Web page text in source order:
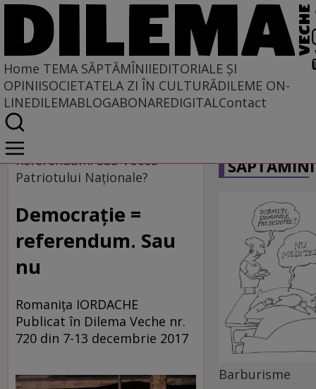
Home TEMA SĂPTĂMÎNIIEDITORIALE ȘI
OPINIISOCIETATELA ZI ÎN CULTURĂDILEME ON-
LINEDILEMABLOGABONAREDIGITALContact
Home
Tema săptămînii
Referendum. Sau Vocea
Patriotului Naţionale?
Democraţie =
referendum. Sau
nu
Romaniţa IORDACHE
Publicat în Dilema Veche nr.
720 din 7-13 decembrie 2017
Barburisme